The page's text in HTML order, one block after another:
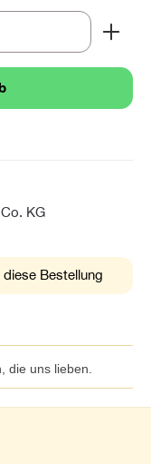
Wert ein
KG
Bestellung
die uns lieben.